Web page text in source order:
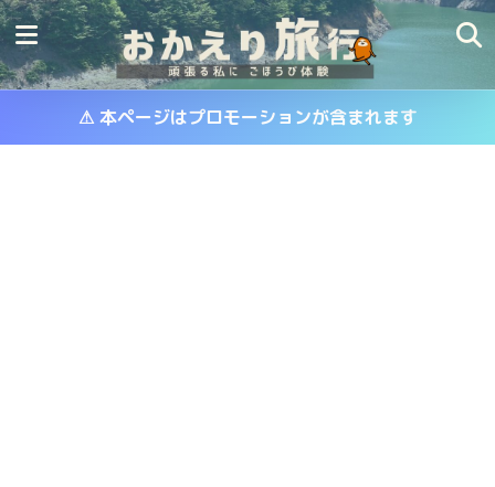
⚠ 本ページはプロモーションが含まれます